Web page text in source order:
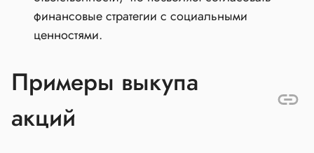
финансовые стратегии с социальными
ценностями.
Примеры выкупа
акций